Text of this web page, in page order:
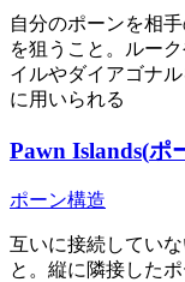
自分のポーンを相
を狙うこと。ルー
イルやダイアゴナ
に用いられる
Pawn Islands(ポ
ポーン構造
互いに接続してい
と。縦に隣接した